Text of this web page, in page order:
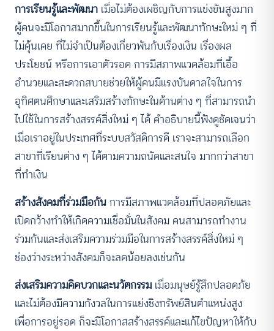
การเรียนรู้และพัฒนา เมื่อไม่ต้องเผชิญกับการแข่งขันสูงมาก
ผู้คนจะมีโอกาสมากขึ้นในการเรียนรู้และพัฒนาทักษะใหม่ ๆ ที่
ไม่คุ้นเคย ที่ไม่จำเป็นต้องเกี่ยวพันกับเรื่องเงิน เรื่องผล
ประโยชน์ หรือการเอาตัวรอด การมีสภาพแวดล้อมที่เอื้อ
อำนวยและสะดวกสบายช่วยให้ผู้คนมีแรงบันดาลใจในการ
อุทิศตนศึกษาและเสริมสร้างทักษะในด้านต่าง ๆ ที่สามารถนำ
ไปใช้ในการสร้างสรรค์สิ่งใหม่ ๆ ได้ คำอธิบายนี้ฟังดูชัดเจนว่า
เมื่อเราอยู่ในประเทศที่ระบบสวัสดิการดี เราจะสามารถเลือก
สาขาที่เรียนต่าง ๆ ได้ตามความถนัดและสนใจ มากกว่าสาขา
ที่ทำเงิน
สร้างสังคมที่ร่วมมือกันการมีสภาพแวดล้อมที่ปลอดภัยและ
เปิดกว้างทำให้เกิดความเชื่อมั่นในสังคม คนสามารถทำงาน
ร่วมกันและส่งเสริมความร่วมมือในการสร้างสรรค์สิ่งใหม่ ๆ
ช่องว่างระหว่างสังคมก็จะลดน้อยลงเช่นกัน
ส่งเสริมความคิดบวกและนวัตกรรม เมื่อมนุษย์รู้สึกปลอดภัย
และไม่ต้องมีความกังวลในการแย่งชิงทรัพย์สินตำแหน่งสูง
เพื่อการอยู่รอด ก็จะมีโอกาสสร้างสรรค์และแก้ไขปัญหาให้กับ